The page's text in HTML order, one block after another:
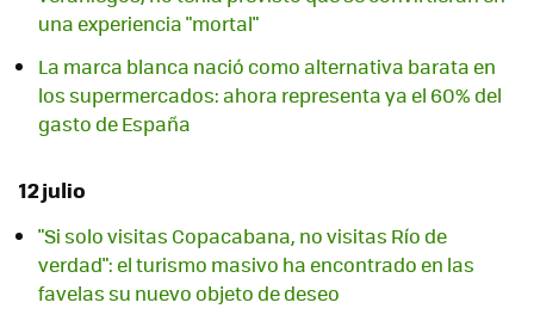
una experiencia "mortal"
La marca blanca nació como alternativa barata en
los supermercados: ahora representa ya el 60% del
gasto de España
12 julio
"Si solo visitas Copacabana, no visitas Río de
verdad": el turismo masivo ha encontrado en las
favelas su nuevo objeto de deseo